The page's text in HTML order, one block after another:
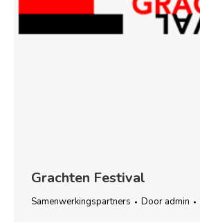
Grachten Festival
Samenwerkingspartners Door admin